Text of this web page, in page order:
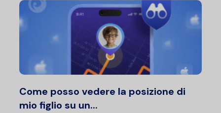
Come posso vedere la posizione di
mio figlio su un...